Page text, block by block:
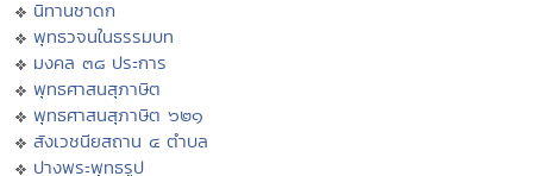
นิทานชาดก
พุทธวจนในธรรมบท
มงคล ๓๘ ประการ
พุทธศาสนสุภาษิต
พุทธศาสนสุภาษิต ๖๒๑
สังเวชนียสถาน ๔ ตำบล
ปางพระพุทธรูป